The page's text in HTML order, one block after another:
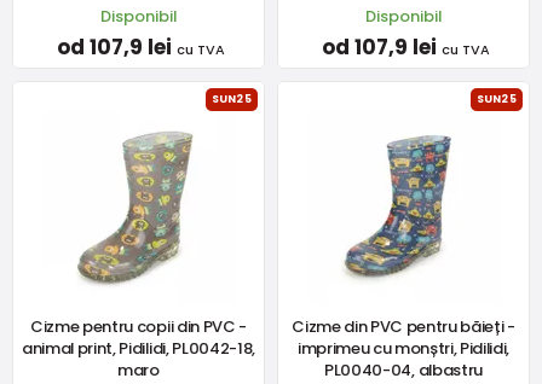
Disponibil
od 107,9 lei cu TVA
Disponibil
od 107,9 lei cu TVA
SUN25
Cizme pentru copii din PVC -
animal print, Pidilidi, PL0042-18,
maro
SUN25
Cizme din PVC pentru băieți -
imprimeu cu monștri, Pidilidi,
PL0040-04, albastru